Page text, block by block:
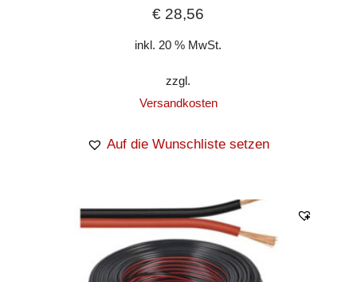
€ 28,56
inkl. 20 % MwSt.
zzgl.
Versandkosten
Auf die Wunschliste setzen